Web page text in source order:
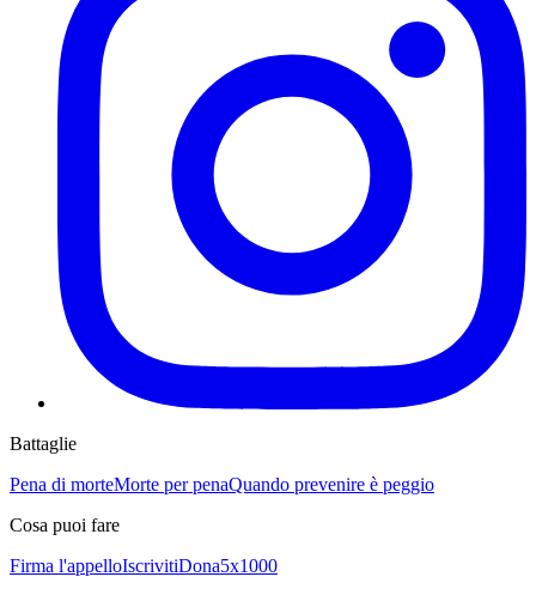
Battaglie
Pena di morteMorte per penaQuando prevenire è peggio
Cosa puoi fare
Firma l'appelloIscrivitiDona5x1000